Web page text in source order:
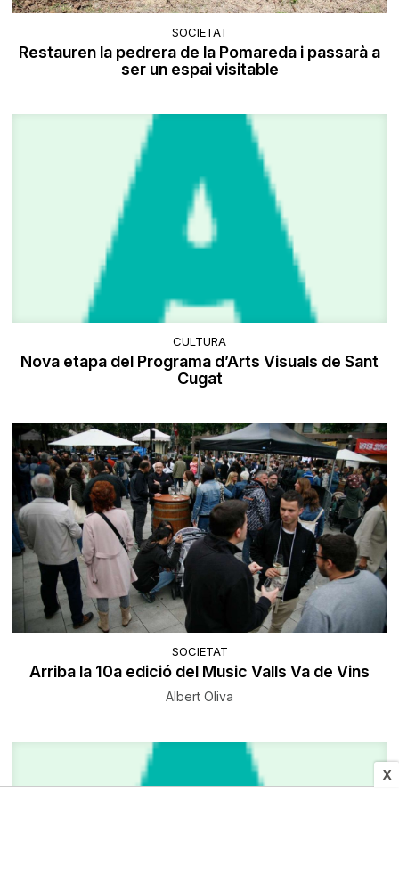
X
SOCIETAT
Restauren la pedrera de la Pomareda i passarà a
ser un espai visitable
CULTURA
Nova etapa del Programa d’Arts Visuals de Sant
Cugat
SOCIETAT
Arriba la 10a edició del Music Valls Va de Vins
Albert Oliva